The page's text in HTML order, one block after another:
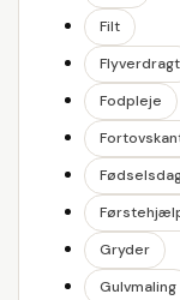
Filt
Flyverdragt
Fodpleje
Gryder
Gulvmaling